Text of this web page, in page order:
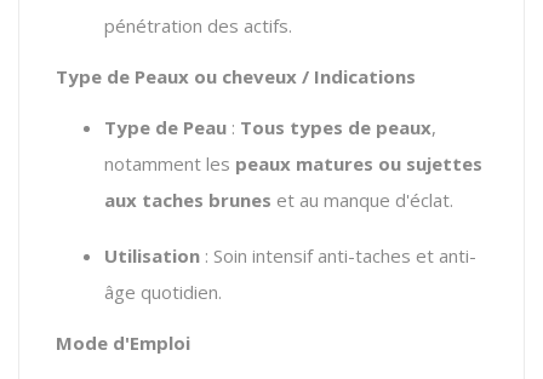
pénétration des actifs.
Type de Peaux ou cheveux / Indications
Type de Peau : Tous types de peaux,
notamment les peaux matures ou sujettes
aux taches brunes et au manque d'éclat.
Utilisation : Soin intensif anti-taches et anti-
âge quotidien.
Mode d'Emploi